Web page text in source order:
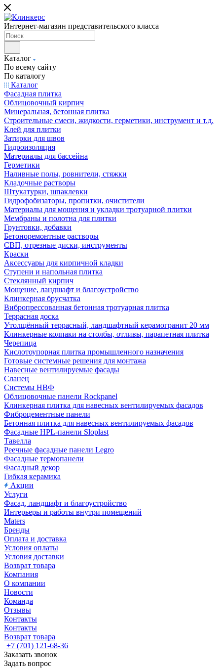
Интернет-магазин представительского класса
Каталог
По всему сайту
По каталогу
Каталог
Фасадная плитка
Облицовочный кирпич
Минеральная, бетонная плитка
Строительные смеси, жидкости, герметики, инструмент и т.д.
Клей для плитки
Затирки для швов
Гидроизоляция
Материалы для бассейна
Герметики
Наливные полы, ровнители, стяжки
Кладочные растворы
Штукатурки, шпаклевки
Гидрофобизаторы, пропитки, очистители
Материалы для мощения и укладки тротуарной плитки
Мембраны и полотна для плитки
Грунтовки, добавки
Бетоноремонтные растворы
СВП, отрезные диски, инструменты
Краски
Аксессуары для кирпичной кладки
Ступени и напольная плитка
Cтеклянный кирпич
Мощение, ландшафт и благоустройство
Клинкерная брусчатка
Вибропрессованная бетонная тротуарная плитка
Террасная доска
Утолщённый террасный, ландшафтный керамогранит 20 мм
Клинкерные колпаки на столбы, отливы, парапетная плитка
Черепица
Кислотоупорная плитка промышленного назначения
Готовые системные решения для монтажа
Навесные вентилируемые фасады
Сланец
Системы НВФ
Облицовочные панели Rockpanel
Клинкерная плитка для навесных вентилируемых фасадов
Фиброцементные панели
Бетонная плитка для навесных вентилируемых фасадов
Фасадные HPL-панели Sloplast
Тавелла
Реечные фасадные панели Legro
Фасадные термопанели
Фасадный декор
Гибкая керамика
Акции
Услуги
Фасад, ландшафт и благоустройство
Интерьеры и работы внутри помещений
Maters
Бренды
Оплата и доставка
Условия оплаты
Условия доставки
Возврат товара
Компания
О компании
Новости
Команда
Отзывы
Контакты
Контакты
Возврат товара
+7 (701) 121-68-36
Заказать звонок
Задать вопрос